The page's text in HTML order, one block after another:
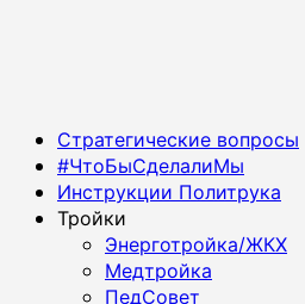
Основное
меню
Стратегические вопросы
#ЧтоБыСделалиМы
Инструкции Политрука
Тройки
Энерготройка/ЖКХ
Медтройка
ПедСовет